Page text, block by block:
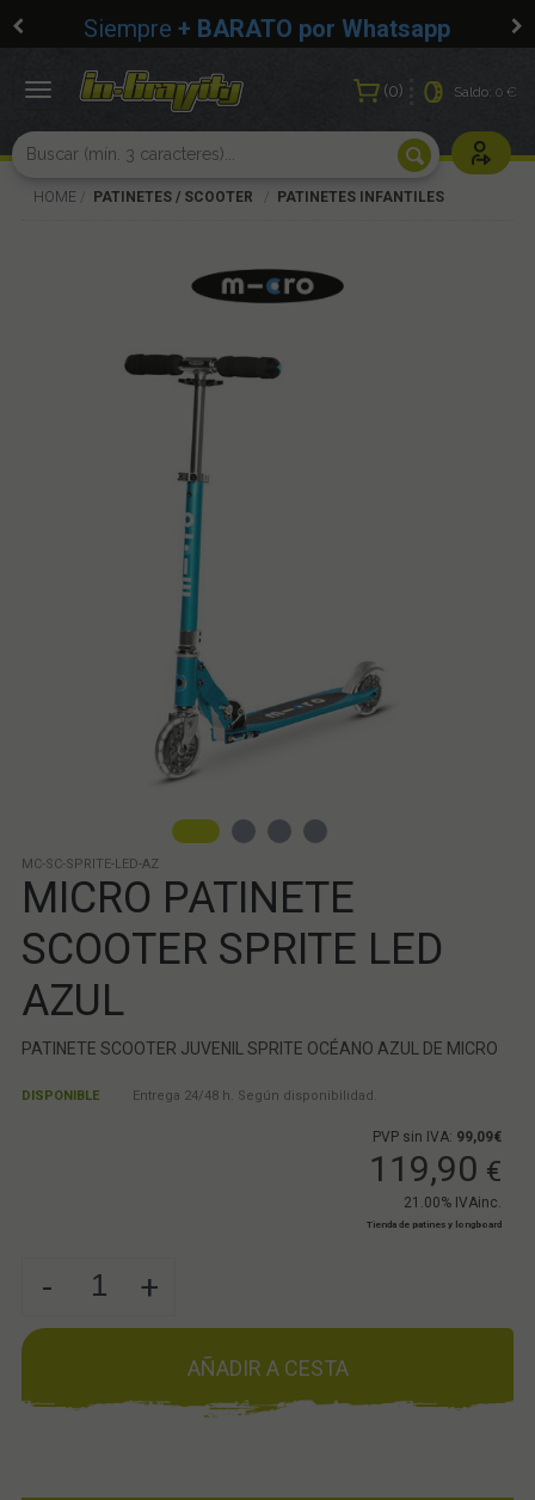
Siempre + BARATO por Whatsapp
0 Saldo:0 €
Usuarios
Toggle
HOME PATINETES / SCOOTER PATINETES INFANTILES
MC-SC-SPRITE-LED-AZ
MICRO PATINETE
SCOOTER SPRITE LED
AZUL
PATINETE SCOOTER JUVENIL SPRITE OCÉANO AZUL DE MICRO
DISPONIBLE Entrega 24/48 h. Según disponibilidad.
PVP sin IVA: 99,09€
119,90 €
21.00% IVAinc.
Tienda de patines y longboard
- +
AÑADIR A CESTA